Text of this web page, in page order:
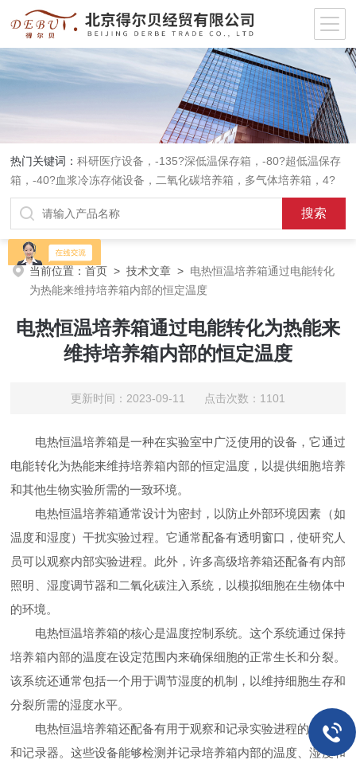
热门关键词：科研医疗设备，-135?深低温保存箱，-80?超低温保存
箱，-40?血浆冷冻存储设备，二氧化碳培养箱，多气体培养箱，4?
血液冷藏箱，药品冷藏箱；实验室设备，环境实验箱，植物培养箱，
高温恒温培养箱，低温恒温培养箱，碎花型制冰机；消毒灭菌设备，
高压蒸汽灭菌器等。
当前位置：首页 >技术文章 > 电热恒温培养箱通过电能转化
为热能来维持培养箱内部的恒定温度
电热恒温培养箱通过电能转化为热能来
维持培养箱内部的恒定温度
更新时间：2023-09-11 点击次数：1101
电热恒温培养箱是一种在实验室中广泛使用的设备，它通过
电能转化为热能来维持培养箱内部的恒定温度，以提供细胞培养
和其他生物实验所需的一致环境。
电热恒温培养箱通常设计为密封，以防止外部环境因素（如
温度和湿度）干扰实验过程。它通常配备有透明窗口，使研究人
员可以观察内部实验进程。此外，许多高级培养箱还配备有内部
照明、湿度调节器和二氧化碳注入系统，以模拟细胞在生物体中
的环境。
电热恒温培养箱的核心是温度控制系统。这个系统通过保持
培养箱内部的温度在设定范围内来确保细胞的正常生长和分裂。
该系统还通常包括一个用于调节湿度的机制，以维持细胞生存和
分裂所需的湿度水平。
电热恒温培养箱还配备有用于观察和记录实验进程的传感器
和记录器。这些设备能够检测并记录培养箱内部的温度、湿度和